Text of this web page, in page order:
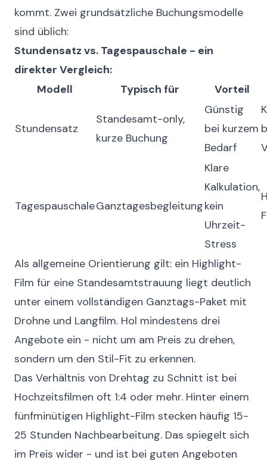
kommt. Zwei grundsätzliche Buchungsmodelle
sind üblich:
Stundensatz vs. Tagespauschale - ein
direkter Vergleich:
Modell
Typisch für Vorteil
Stundensatz
Standesamt-only,
kurze Buchung
Günstig
bei kurzem
Bedarf
TagespauschaleGanztagesbegleitung
Klare
Kalkulation,
kein
Uhrzeit-
Stress
Als allgemeine Orientierung gilt: ein Highlight-
Film für eine Standesamtstrauung liegt deutlich
unter einem vollständigen Ganztags-Paket mit
Drohne und Langfilm. Hol mindestens drei
Angebote ein - nicht um am Preis zu drehen,
sondern um den Stil-Fit zu erkennen.
Das Verhältnis von Drehtag zu Schnitt ist bei
Hochzeitsfilmen oft 1:4 oder mehr. Hinter einem
fünfminütigen Highlight-Film stecken häufig 15-
25 Stunden Nachbearbeitung. Das spiegelt sich
im Preis wider - und ist bei guten Angeboten